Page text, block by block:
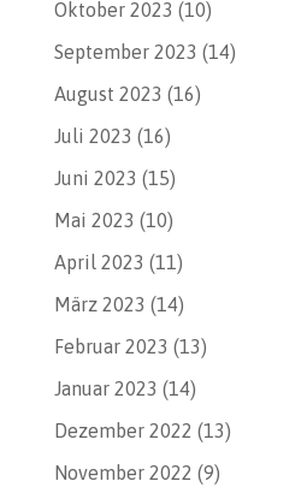
Oktober 2023 (10)
September 2023 (14)
August 2023 (16)
Juli 2023 (16)
Juni 2023 (15)
Mai 2023 (10)
April 2023 (11)
März 2023 (14)
Februar 2023 (13)
Januar 2023 (14)
Dezember 2022 (13)
November 2022 (9)